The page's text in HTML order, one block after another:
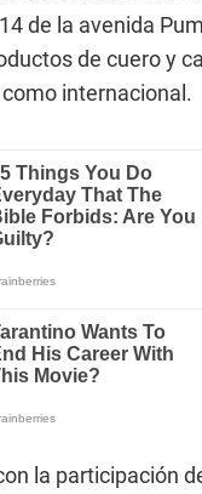
de la avenida
de cuero y
internacional.
la participación